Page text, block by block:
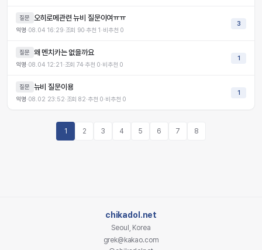
질문 오히로메관련 뉴비 질문이여ㅠㅠ
익명·08.04 16:29·조회 90·추천 1 ·비추천 0
3
질문 왜 멘치카는 없을까요
익명·08.04 12:21 ·조회74·추천 0·비추천 0
1
질문 뉴비 질문이용
익명·08.02 23:52·조회82·추천 0·비추천 0
1
1 2 3 4 5 6 7 8
chikadol.net
Seoul, Korea
grek@kakao.com